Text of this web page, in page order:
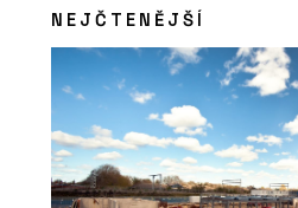
NEJČTENĚJŠÍ